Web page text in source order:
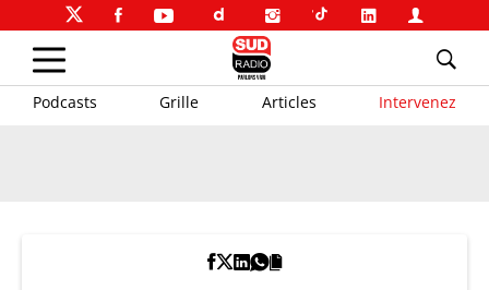
Podcasts Grille Articles Intervenez